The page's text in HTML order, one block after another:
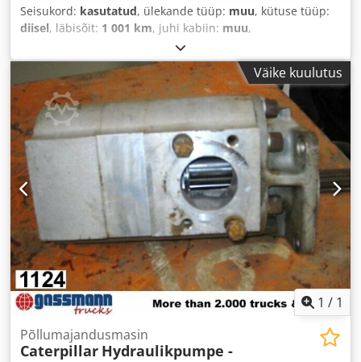
Seisukord: kasutatud, ülekande tüüp: muu, kütuse tüüp:
diisel, läbisõit: 1 001 km, juhi kabiin: muu,
Väike kuulutus
1 / 1
Põllumajandusmasin
Caterpillar Hydraulikpumpe -